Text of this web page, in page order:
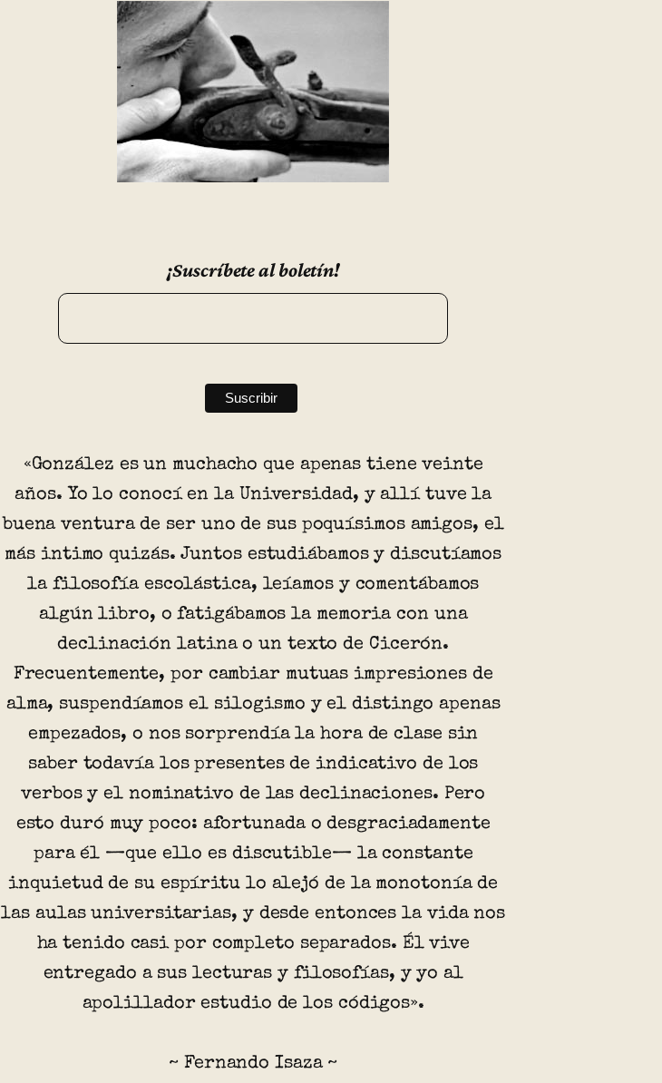
¡Suscríbete al boletín!
«González es un muchacho que apenas tiene veinte
años. Yo lo conocí en la Universidad, y allí tuve la
buena ventura de ser uno de sus poquísimos amigos, el
más intimo quizás. Juntos estudiábamos y discutíamos
la filosofía escolástica, leíamos y comentábamos
algún libro, o fatigábamos la memoria con una
declinación latina o un texto de Cicerón.
Frecuentemente, por cambiar mutuas impresiones de
alma, suspendíamos el silogismo y el distingo apenas
empezados, o nos sorprendía la hora de clase sin
saber todavía los presentes de indicativo de los
verbos y el nominativo de las declinaciones. Pero
esto duró muy poco: afortunada o desgraciadamente
para él —que ello es discutible— la constante
inquietud de su espíritu lo alejó de la monotonía de
las aulas universitarias, y desde entonces la vida nos
ha tenido casi por completo separados. Él vive
entregado a sus lecturas y filosofías, y yo al
apolillador estudio de los códigos».
~ Fernando Isaza ~